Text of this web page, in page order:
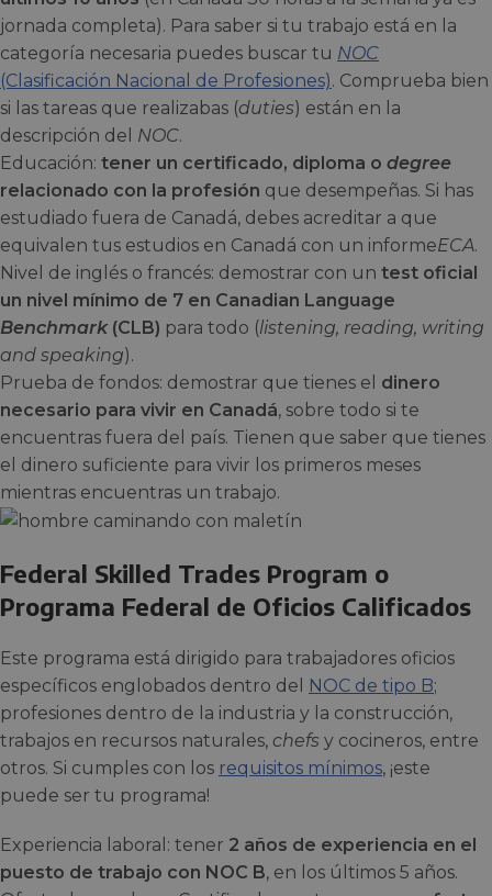
jornada completa). Para saber si tu trabajo está en la
categoría necesaria puedes buscar tu NOC
(Clasificación Nacional de Profesiones). Comprueba bien
si las tareas que realizabas (duties) están en la
descripción del NOC.
Educación: tener un certificado, diploma o degree
relacionado con la profesión que desempeñas. Si has
estudiado fuera de Canadá, debes acreditar a que
equivalen tus estudios en Canadá con un informeECA.
Nivel de inglés o francés: demostrar con un test oficial
un nivel mínimo de 7 en Canadian Language
Benchmark(CLB) para todo (listening, reading, writing
and speaking).
Prueba de fondos: demostrar que tienes el dinero
necesario para vivir en Canadá, sobre todo si te
encuentras fuera del país. Tienen que saber que tienes
el dinero suficiente para vivir los primeros meses
mientras encuentras un trabajo.
Federal Skilled Trades Program o
Programa Federal de Oficios Calificados
Este programa está dirigido para trabajadores oficios
específicos englobados dentro del
NOC de tipo B;
profesiones dentro de la industria y la construcción,
trabajos en recursos naturales, chefs y cocineros, entre
otros. Si cumples con los requisitos mínimos, ¡este
puede ser tu programa!
Experiencia laboral: tener 2 años de experiencia en el
puesto de trabajo con NOC B, en los últimos 5 años.